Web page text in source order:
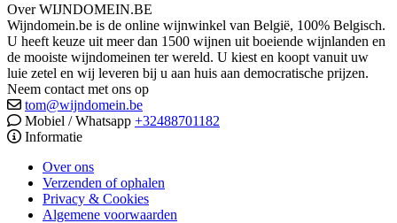
Over WIJNDOMEIN.BE
Wijndomein.be is de online wijnwinkel van België, 100% Belgisch.
U heeft keuze uit meer dan 1500 wijnen uit boeiende wijnlanden en
de mooiste wijndomeinen ter wereld. U kiest en koopt vanuit uw
luie zetel en wij leveren bij u aan huis aan democratische prijzen.
Neem contact met ons op
tom@wijndomein.be
Mobiel / Whatsapp +32488701182
Informatie
Over ons
Verzenden of ophalen
Privacy & Cookies
Algemene voorwaarden